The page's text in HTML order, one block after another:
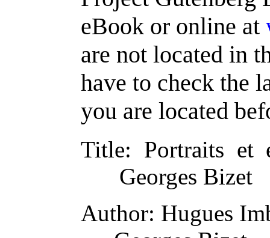
eBook or online at
are not located in
have to check the
you are located
Title: Portraits et
Georges Bizet
Author: Hugues